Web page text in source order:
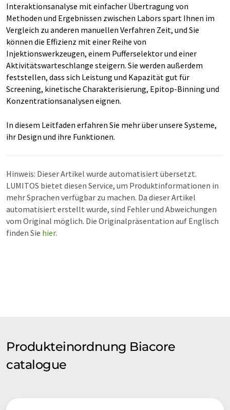
Interaktionsanalyse mit einfacher Übertragung von
Methoden und Ergebnissen zwischen Labors spart Ihnen im
Vergleich zu anderen manuellen Verfahren Zeit, und Sie
können die Effizienz mit einer Reihe von
Injektionswerkzeugen, einem Pufferselektor und einer
Aktivitätswarteschlange steigern. Sie werden außerdem
feststellen, dass sich Leistung und Kapazität gut für
Screening, kinetische Charakterisierung, Epitop-Binning und
Konzentrationsanalysen eignen.
In diesem Leitfaden erfahren Sie mehr über unsere Systeme,
ihr Design und ihre Funktionen.
Hinweis: Dieser Artikel wurde automatisiert übersetzt.
LUMITOS bietet diesen Service, um Produktinformationen in
mehr Sprachen verfügbar zu machen. Da dieser Artikel
automatisiert erstellt wurde, sind Fehler und Abweichungen
vom Original möglich. Die Originalpräsentation auf Englisch
finden Sie hier.
Produkteinordnung Biacore
catalogue